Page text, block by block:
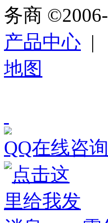
务商
产品中心 |
地图
QQ在线咨询